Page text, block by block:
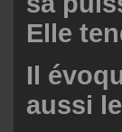
Elle
Il
aussi